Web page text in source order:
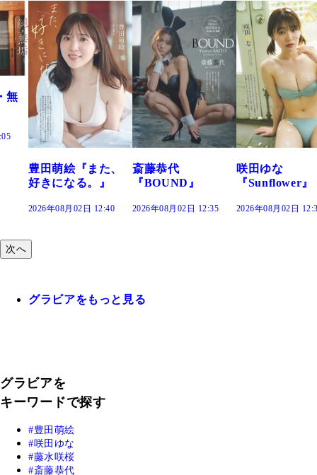
斎藤恭代
『BOUND』
2026年08月02日 12:35
咲田ゆな
『Sunflower』
2026年08月02日 12:30
藤水咲桜『花
だまり』
2026年08月02日
次へ
グラビアをもっと見る
グラビアを
キーワードで探す
豊田萌絵
咲田ゆな
藤水咲桜
斎藤恭代